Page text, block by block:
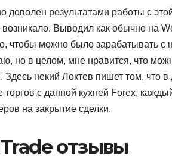
доволен результатами работы с
возникало. Выводил как обычно на
чтобы можно было зарабатывать
но в целом, мне нравится, что
Здесь некий Локтев пишет том, что
торгов с данной кухней Forex,
на закрытие сделки.
отзывы